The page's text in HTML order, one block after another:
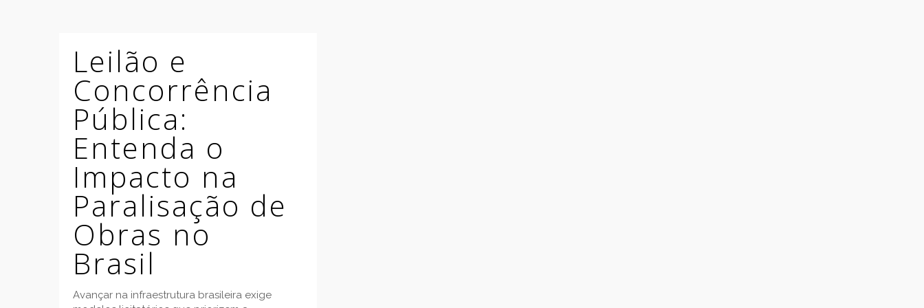
Leilão e
Concorrência
Pública:
Entenda o
Impacto na
Paralisação de
Obras no
Brasil
Avançar na infraestrutura brasileira exige